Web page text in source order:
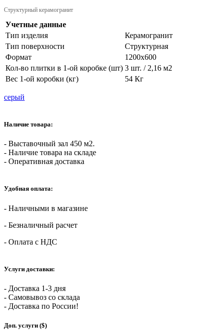
Структурный керамогранит
Учетные данные
Тип изделия
Керамогранит
Тип поверхности
Структурная
Формат
1200х600
Кол-во плитки в 1-ой коробке (шт) 3 шт. / 2,16 м2
Вес 1-ой коробки (кг)
54 Кг
серый
Наличие товара:
- Выставочный зал 450 м2.
- Наличие товара на складе
- Оперативная доставка
Удобная оплата:
- Наличными в магазине
- Безналичный расчет
- Оплата с НДС
Услуги доставки:
- Доставка 1-3 дня
- Самовывоз со склада
- Доставка по России!
Доп. услуги ($)